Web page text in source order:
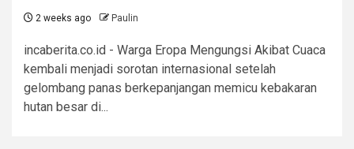
2 weeks ago Paulin
incaberita.co.id - Warga Eropa Mengungsi Akibat Cuaca
kembali menjadi sorotan internasional setelah
gelombang panas berkepanjangan memicu kebakaran
hutan besar di...